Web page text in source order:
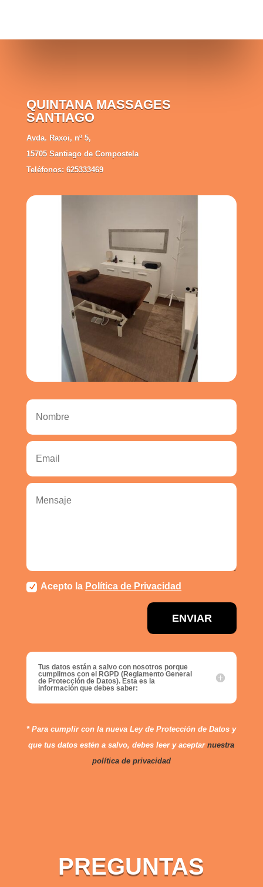
QUINTANA MASSAGES
SANTIAGO
Avda. Raxoi, nº 5,
15705 Santiago de Compostela
Teléfonos: 625333469
Acepto la Política de Privacidad
ENVIAR
Tus datos están a salvo con nosotros porque
cumplimos con el RGPD (Reglamento General
de Protección de Datos). Esta es la
información que debes saber:
* Para cumplir con la nueva Ley de Protección de Datos y
que tus datos estén a salvo, debes leer y aceptarnuestra
política de privacidad
PREGUNTAS